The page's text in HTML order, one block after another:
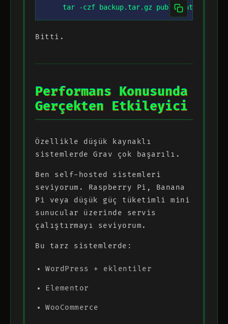
tar -czf backup.tar.gz public_html/
Bitti.
Performans Konusunda
Gerçekten Etkileyici
Özellikle düşük kaynaklı
sistemlerde Grav çok başarılı.
Ben self-hosted sistemleri
seviyorum. Raspberry Pi, Banana
Pi veya düşük güç tüketimli mini
sunucular üzerinde servis
çalıştırmayı seviyorum.
Bu tarz sistemlerde:
WordPress + eklentiler
Elementor
WooCommerce